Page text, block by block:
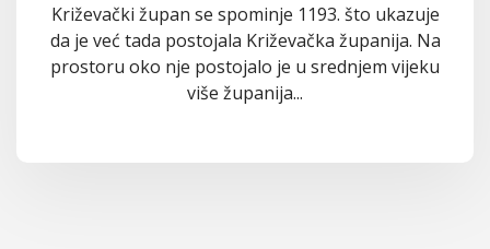
Križevački župan se spominje 1193. što ukazuje
da je već tada postojala Križevačka županija. Na
prostoru oko nje postojalo je u srednjem vijeku
više županija...